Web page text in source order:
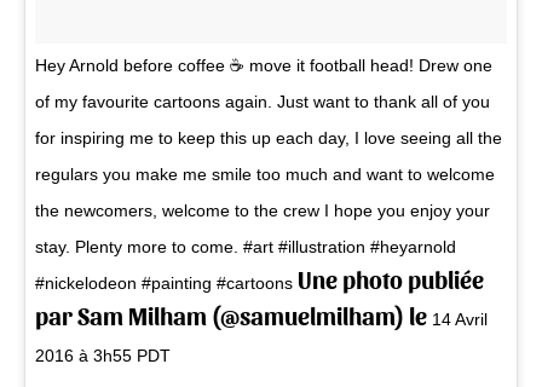
Hey Arnold before coffee ☕ move it football head! Drew one
of my favourite cartoons again. Just want to thank all of you
for inspiring me to keep this up each day, I love seeing all the
regulars you make me smile too much and want to welcome
the newcomers, welcome to the crew I hope you enjoy your
stay. Plenty more to come. #art #illustration #heyarnold
#nickelodeon #painting #cartoons Une photo publiée
par Sam Milham (@samuelmilham) le 14 Avril
2016 à 3h55 PDT